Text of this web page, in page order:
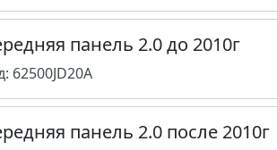
панель 2.0 до 2010г
62500JD20A
панель 2.0 после 2010г